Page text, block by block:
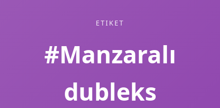
ETIKET
#Manzaralı
dubleks